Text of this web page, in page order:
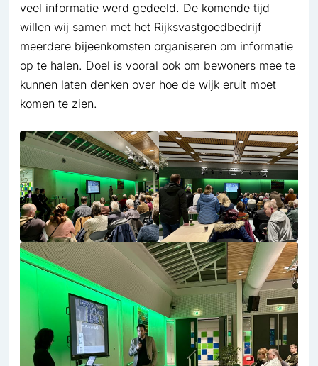
veel informatie werd gedeeld. De komende tijd
willen wij samen met het Rijksvastgoedbedrijf
meerdere bijeenkomsten organiseren om informatie
op te halen. Doel is vooral ook om bewoners mee te
kunnen laten denken over hoe de wijk eruit moet
komen te zien.